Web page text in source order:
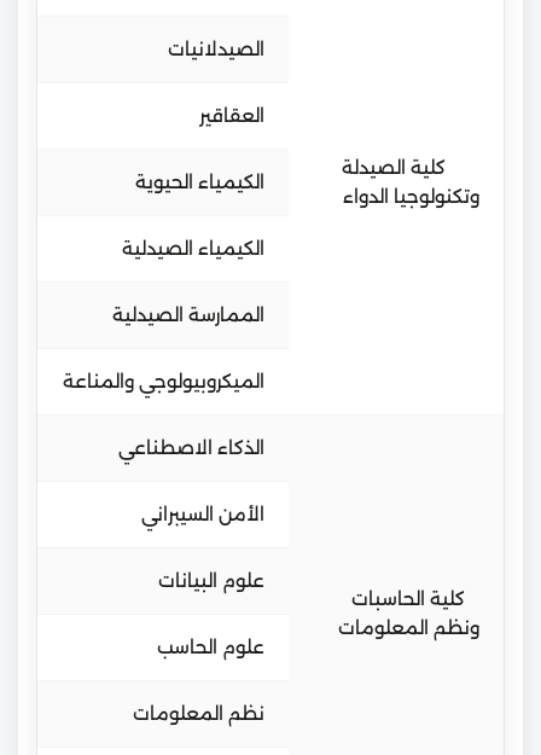
كلية الصيدلة
وتكنولوجيا الدواء
الصيدلانيات
العقاقير
الكيمياء الحيوية
الكيمياء الصيدلية
الممارسة الصيدلية
الميكروبيولوجي والمناعة
كلية الحاسبات
ونظم المعلومات
الذكاء الاصطناعي
الأمن السيبراني
علوم البيانات
علوم الحاسب
نظم المعلومات